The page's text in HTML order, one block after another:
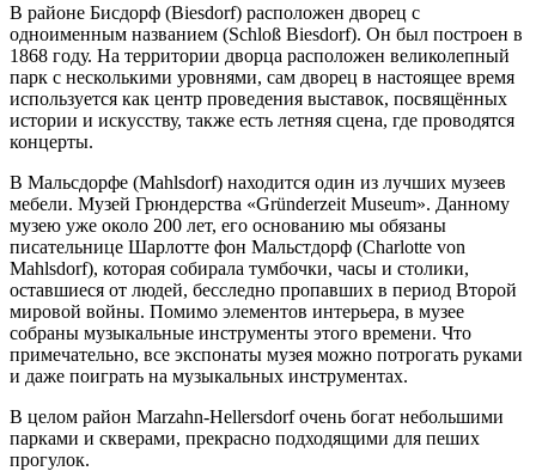
В районе Бисдорф (Biesdorf) расположен дворец с
одноименным названием (Schloß Biesdorf). Он был построен в
1868 году. На территории дворца расположен великолепный
парк с несколькими уровнями, сам дворец в настоящее время
используется как центр проведения выставок, посвящённых
истории и искусству, также есть летняя сцена, где проводятся
концерты.
В Мальсдорфе (Mahlsdorf) находится один из лучших музеев
мебели. Музей Грюндерства «Gründerzeit Museum». Данному
музею уже около 200 лет, его основанию мы обязаны
писательнице Шарлотте фон Мальстдорф (Charlotte von
Mahlsdorf), которая собирала тумбочки, часы и столики,
оставшиеся от людей, бесследно пропавших в период Второй
мировой войны. Помимо элементов интерьера, в музее
собраны музыкальные инструменты этого времени. Что
примечательно, все экспонаты музея можно потрогать руками
и даже поиграть на музыкальных инструментах.
В целом район Marzahn-Hellersdorf очень богат небольшими
парками и скверами, прекрасно подходящими для пеших
прогулок.